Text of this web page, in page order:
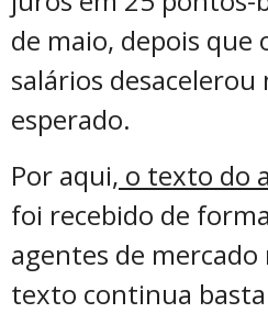
de maio, depois que
salários
esperado.
Por aqui, o texto do
foi recebido de
agentes de mercado
texto continua